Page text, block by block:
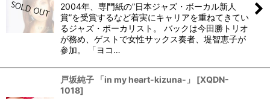
2004年、専門紙の”日本ジャズ・ボーカル新人
賞”を受賞するなど着実にキャリアを重ねてきてい
るジャズ・ボーカリスト。 バックは今田勝トリオ
が務め、ゲストで女性サックス奏者、堤智恵子が
参加。 「ヨコ…
戸坂純子 「in my heart-kizuna-」 [XQDN-
1018]